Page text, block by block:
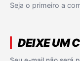
Seja o primeiro a
DEIXE UM